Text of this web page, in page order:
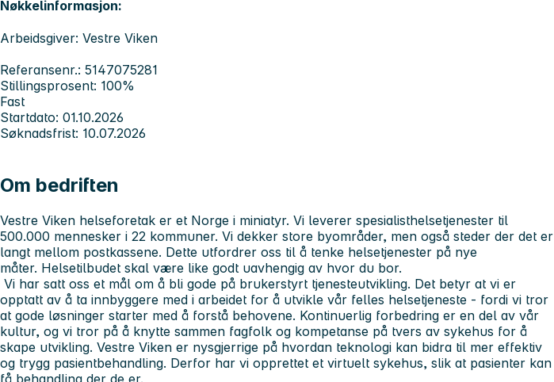
Nøkkelinformasjon:
Arbeidsgiver: Vestre Viken
Referansenr.: 5147075281
Stillingsprosent: 100%
Fast
Startdato: 01.10.2026
Søknadsfrist: 10.07.2026
Om bedriften
Vestre Viken helseforetak er et Norge i miniatyr. Vi leverer spesialisthelsetjenester til
500.000 mennesker i 22 kommuner. Vi dekker store byområder, men også steder der det er
langt mellom postkassene. Dette utfordrer oss til å tenke helsetjenester på nye
måter. Helsetilbudet skal være like godt uavhengig av hvor du bor.
Vi har satt oss et mål om å bli gode på brukerstyrt tjenesteutvikling. Det betyr at vi er
opptatt av å ta innbyggere med i arbeidet for å utvikle vår felles helsetjeneste - fordi vi tror
at gode løsninger starter med å forstå behovene. Kontinuerlig forbedring er en del av vår
kultur, og vi tror på å knytte sammen fagfolk og kompetanse på tvers av sykehus for å
skape utvikling. Vestre Viken er nysgjerrige på hvordan teknologi kan bidra til mer effektiv
og trygg pasientbehandling. Derfor har vi opprettet et virtuelt sykehus, slik at pasienter kan
få behandling der de er.